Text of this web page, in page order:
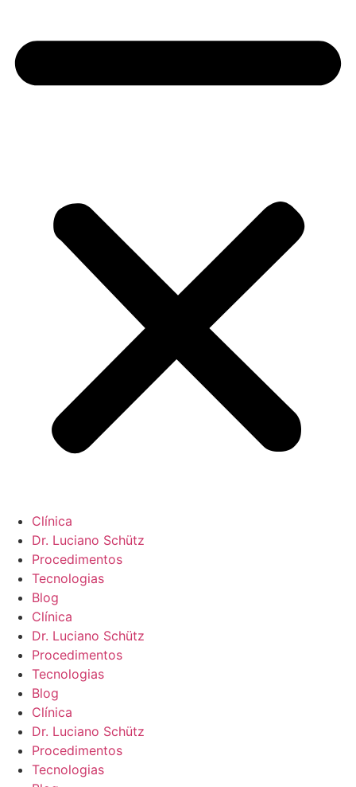
Clínica
Dr. Luciano Schütz
Procedimentos
Tecnologias
Blog
Clínica
Dr. Luciano Schütz
Procedimentos
Tecnologias
Blog
Clínica
Dr. Luciano Schütz
Procedimentos
Tecnologias